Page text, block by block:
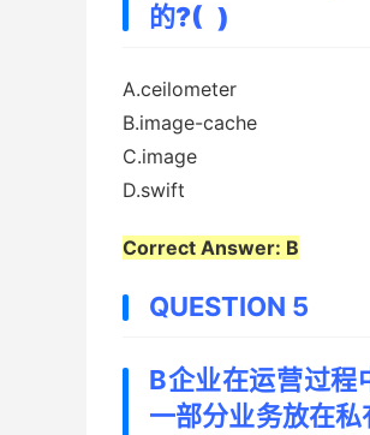
的?( )
A.ceilometer
B.image-cache
C.image
D.swift
Correct Answer: B
QUESTION 5
B企业在运营过程
一部分业务放在